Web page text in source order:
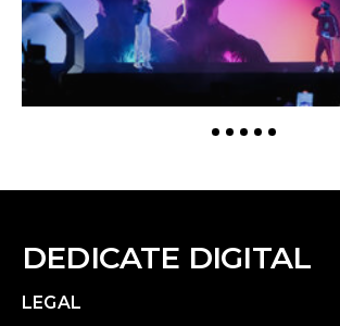
DEDICATE DIGITAL
LEGAL